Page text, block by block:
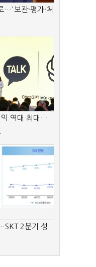
…'보관·평가·처
익 역대 최대…
2분기 성